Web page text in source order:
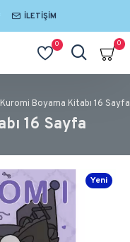
İLETIŞIM
0 0
Kuromi Boyama Kitabı 16 Sayfa
16 Sayfa
Yeni